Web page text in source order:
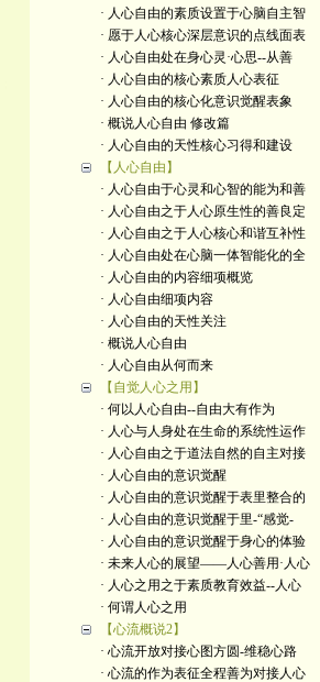
· 人心自由的素质设置于心脑自主智
· 愿于人心核心深层意识的点线面表
· 人心自由处在身心灵·心思--从善
· 人心自由的核心素质人心表征
· 人心自由的核心化意识觉醒表象
· 概说人心自由 修改篇
· 人心自由的天性核心习得和建设
【人心自由】
· 人心自由于心灵和心智的能为和善
· 人心自由之于人心原生性的善良定
· 人心自由之于人心核心和谐互补性
· 人心自由处在心脑一体智能化的全
· 人心自由的内容细项概览
· 人心自由细项内容
· 人心自由的天性关注
· 概说人心自由
· 人心自由从何而来
【自觉人心之用】
· 何以人心自由--自由大有作为
· 人心与人身处在生命的系统性运作
· 人心自由之于道法自然的自主对接
· 人心自由的意识觉醒
· 人心自由的意识觉醒于表里整合的
· 人心自由的意识觉醒于里-“感觉-
· 人心自由的意识觉醒于身心的体验
· 未来人心的展望——人心善用·人心
· 人心之用之于素质教育效益--人心
· 何谓人心之用
【心流概说2】
· 心流开放对接心图方圆-维稳心路
· 心流的作为表征全程善为对接人心